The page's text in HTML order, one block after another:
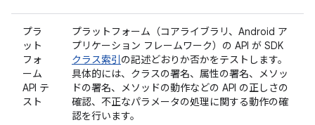
プラ
ット
フォ
ーム
API テ
スト
プラットフォーム（コアライブラリ、Android ア
プリケーション フレームワーク）の API が SDK
クラス索引 の記述どおりか否かをテストします。
具体的には、クラスの署名、属性の署名、メソッ
ドの署名、メソッドの動作などの API の正しさの
確認、不正なパラメータの処理に関する動作の確
認を行います。